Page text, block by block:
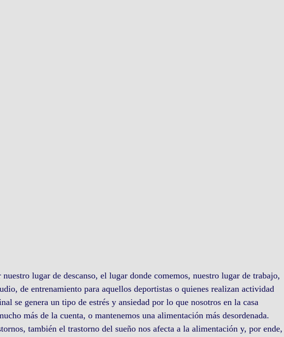
de entrenamiento para aquellos deportistas o quienes realizan actividad
se genera un tipo de estrés y ansiedad por lo que nosotros en la casa
más de la cuenta, o mantenemos una alimentación más desordenada.
también el trastorno del sueño nos afecta a la alimentación y, por ende,